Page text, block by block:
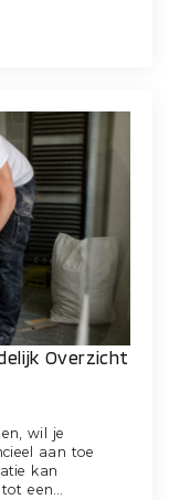
Overzicht
wil je
aan toe
kan
een…